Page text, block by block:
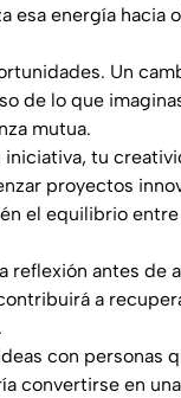
esa energía hacia
Un
de lo que
mutua.
tu
proyectos
el equilibrio
reflexión antes de
a
con personas
convertirse en